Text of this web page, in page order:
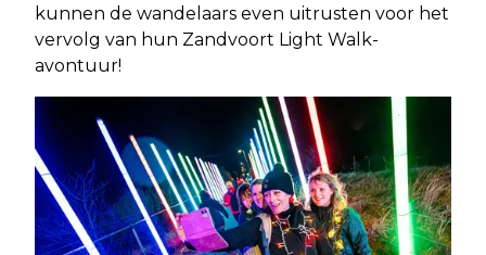
kunnen de wandelaars even uitrusten voor het
vervolg van hun Zandvoort Light Walk-
avontuur!